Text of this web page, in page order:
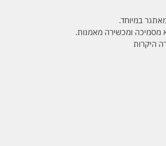
במיוחד.
מסמיכה ומכשירה מאמנות.
היקרות